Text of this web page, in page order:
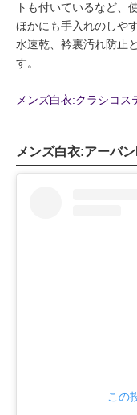
トも付いているなど、
ほかにも手入れのしや
水速乾、衿裏汚れ防止
す。
メンズ白衣:クラシコ
メンズ白衣:アーバ
この